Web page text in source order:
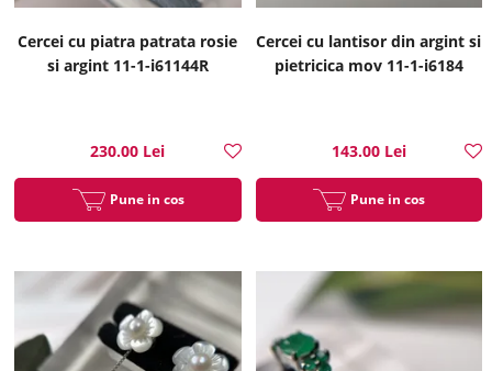
Cercei cu piatra patrata rosie
si argint 11-1-i61144R
230.00 Lei
Pune in cos
Cercei cu lantisor din argint si
pietricica mov 11-1-i6184
143.00 Lei
Pune in cos